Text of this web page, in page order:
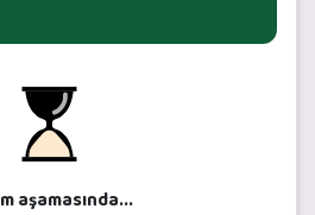
aşamasında...